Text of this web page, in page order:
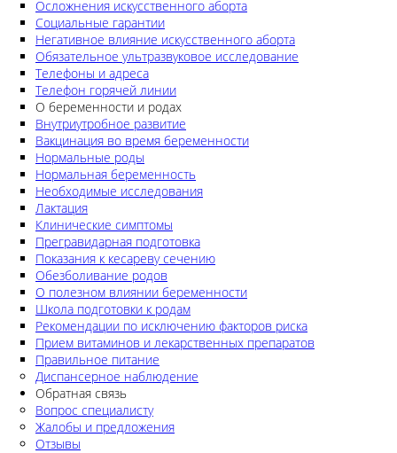
Осложнения искусственного аборта
Социальные гарантии
Негативное влияние искусственного аборта
Обязательное ультразвуковое исследование
Телефоны и адреса
Телефон горячей линии
О беременности и родах
Внутриутробное развитие
Вакцинация во время беременности
Нормальные роды
Нормальная беременность
Необходимые исследования
Лактация
Клинические симптомы
Прегравидарная подготовка
Показания к кесареву сечению
Обезболивание родов
О полезном влиянии беременности
Школа подготовки к родам
Рекомендации по исключению факторов риска
Прием витаминов и лекарственных препаратов
Правильное питание
Диспансерное наблюдение
Обратная связь
Вопрос специалисту
Жалобы и предложения
Отзывы